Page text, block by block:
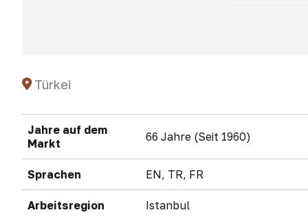
Türkei
Jahre auf dem
Markt
66 Jahre (Seit 1960)
Sprachen EN, TR, FR
Arbeitsregion Istanbul